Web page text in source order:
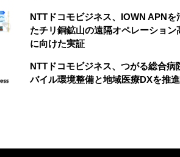
NTTドコモビジネス、IOWN APNを
たチリ銅鉱山の遠隔オペレーション
に向けた実証
NTTドコモビジネス、つがる総合病
バイル環境整備と地域医療DXを推進